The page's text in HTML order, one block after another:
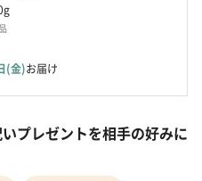
(金)お届け
プレゼントを相手の好みに